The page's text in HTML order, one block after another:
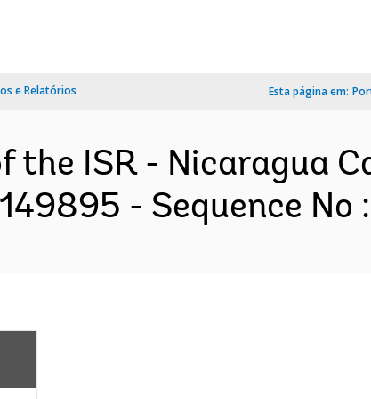
e Relatórios Esta página em:
the ISR - Nicaragua
- Sequence No